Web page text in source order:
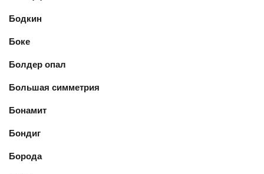
Бодкин
Боке
Болдер опал
Большая симметрия
Бонамит
Бондиг
Борода